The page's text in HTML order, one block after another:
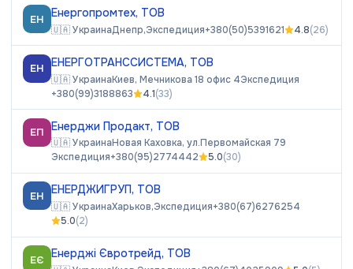
ЕН Енергопромтех, ТОВ
🇺🇦УкраинаДнепр,Экспедиция+380(50)5391621 4.8(26)
ЕН ЕНЕРГОТРАНССИСТЕМА, ТОВ
🇺🇦УкраинаКиев, Мечникова 18 офис 4Экспедиция
+380(99)3188863
4.1(33)
ЕП Енерджи Продакт, ТОВ
🇺🇦УкраинаНовая Каховка, ул.Первомайская 79
Экспедиция+380(95)2774442 5.0(30)
ЕН ЕНЕРДЖИГРУП, ТОВ
🇺🇦УкраинаХарьков,Экспедиция+380(67)6276254
5.0(2)
ЕЄ Енерджі Євротрейд, ТОВ